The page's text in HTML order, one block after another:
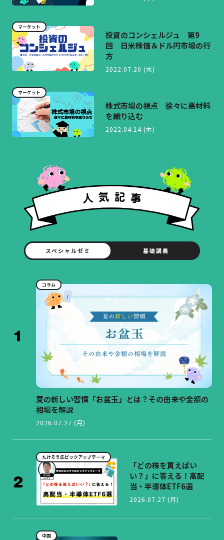
マーケット
投資のコンシェルジュ 第9
回 日米株価＆ドル円市場の行
方
2022.07.20 (水)
マーケット
株式市場の視点 徐々に悪材料
を織り込む
2022.04.14 (木)
スペシャルゼミ 基礎講義
コラム
夏の新しい習慣「お盆玉」とは？その由来や金額の
相場を解説
2026.07.27 (月)
たけぞう氏ピックアップテーマ
「どの株を買えばい
い？」に答える！高配
当・半導体ETF6選
2026.07.27 (月)
中国